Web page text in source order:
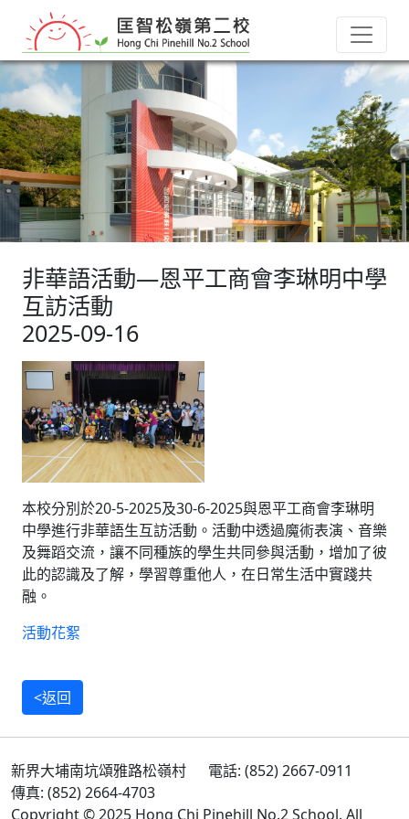
非華語活動—恩平工商會李琳明中學
互訪活動
2025-09-16
本校分別於20-5-2025及30-6-2025與恩平工商會李琳明
中學進行非華語生互訪活動。 活動中透過魔術表演、音樂
及舞蹈交流， 讓不同種族的學生共同參與活動，增加了彼
此的認識及了解， 學習尊重他人，在日常生活中實踐共
融。
活動花絮
<返回
新界大埔南坑頌雅路松嶺村
電話: (852) 2667-0911
傳真: (852) 2664-4703
Copyright © 2025 Hong Chi Pinehill No.2 School. All